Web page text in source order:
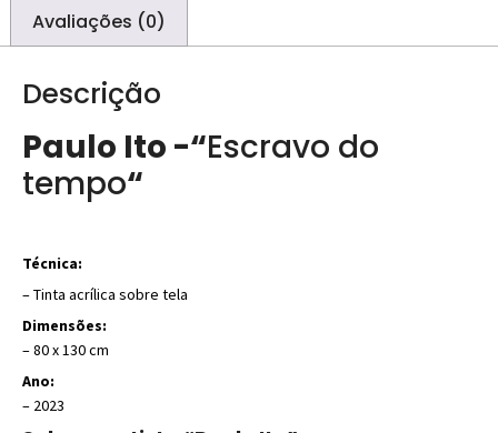
Avaliações (0)
Descrição
Paulo Ito -“Escravo do
tempo“
Técnica:
– Tinta acrílica sobre tela
Dimensões:
– 80 x 130 cm
Ano:
– 2023